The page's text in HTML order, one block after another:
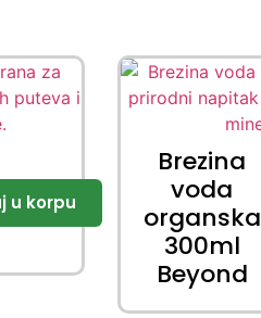
Brezina
voda
organska
300ml
Beyond